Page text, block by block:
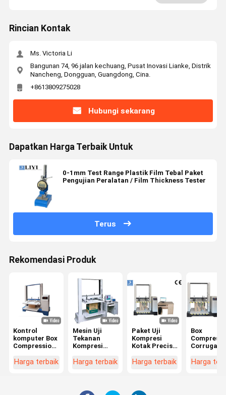
Rincian Kontak
Ms. Victoria Li
Bangunan 74, 96 jalan kechuang, Pusat Inovasi Lianke, Distrik
Nancheng, Dongguan, Guangdong, Cina.
+8613809275028
Hubungi sekarang
Dapatkan Harga Terbaik Untuk
0-1mm Test Range Plastik Film Tebal Paket
Pengujian Peralatan / Film Thickness Tester
Terus
Rekomendasi Produk
Kontrol
komputer Box
Compression
tekan karton
Harga terbaik
Mesin Uji
Tekanan
Kompresi
Untuk Karton
Harga terbaik
Paket Uji
Kompresi
Kotak Precise
Tekanan
Harga terbaik
Box
Harga